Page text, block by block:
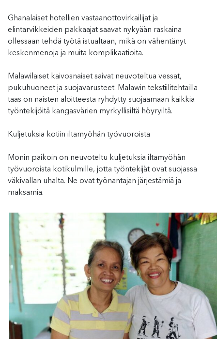
Ghanalaiset hotellien vastaanottovirkailijat ja
elintarvikkeiden pakkaajat saavat nykyään raskaina
ollessaan tehdä työtä istualtaan, mikä on vähentänyt
keskenmenoja ja muita komplikaatioita.
Malawilaiset kaivosnaiset saivat neuvoteltua vessat,
pukuhuoneet ja suojavarusteet. Malawin tekstiilitehtailla
taas on naisten aloitteesta ryhdytty suojaamaan kaikkia
työntekijöitä kangasvärien myrkyllisiltä höyryiltä.
Kuljetuksia kotiin iltamyöhän työvuoroista
Monin paikoin on neuvoteltu kuljetuksia iltamyöhän
työvuoroista kotikulmille, jotta työntekijät ovat suojassa
väkivallan uhalta. Ne ovat työnantajan järjestämiä ja
maksamia.